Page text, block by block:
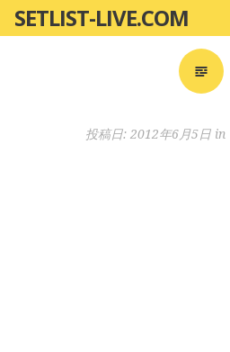
ン
SETLIST-LIVE.COM
投稿日: 2012年6月5日 in